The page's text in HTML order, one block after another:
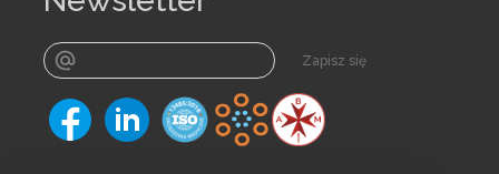
Zapisz się